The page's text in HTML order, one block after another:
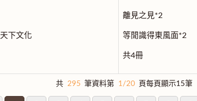
天下文化
離見之見*2
等閒識得東風面*2
共4冊
共 295 筆資料第 1/20 頁每頁顯示15筆